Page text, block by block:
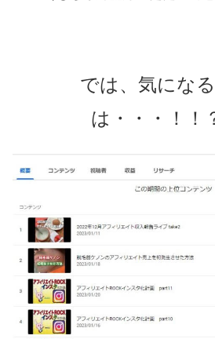
では、気にな
は・・・！！